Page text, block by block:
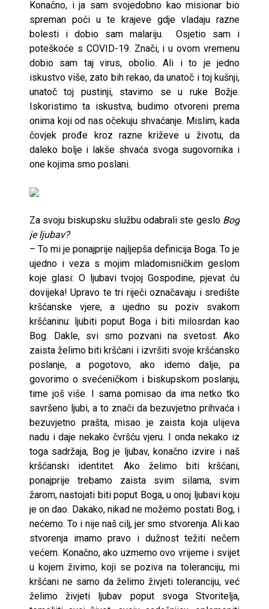
Konačno, i ja sam svojedobno kao misionar bio
spreman poći u te krajeve gdje vladaju razne
bolesti i dobio sam malariju. Osjetio sam i
poteškoće s COVID-19. Znači, i u ovom vremenu
dobio sam taj virus, obolio. Ali i to je jedno
iskustvo više, zato bih rekao, da unatoč i toj kušnji,
unatoč toj pustinji, stavimo se u ruke Božje.
Iskoristimo ta iskustva, budimo otvoreni prema
onima koji od nas očekuju shvaćanje. Mislim, kada
čovjek prođe kroz razne križeve u životu, da
daleko bolje i lakše shvaća svoga sugovornika i
one kojima smo poslani.
Za svoju biskupsku službu odabrali ste geslo Bog
je ljubav?
– To mi je ponajprije najljepša definicija Boga. To je
ujedno i veza s mojim mladomisničkim geslom
koje glasi: O ljubavi tvojoj Gospodine, pjevat ću
dovijeka! Upravo te tri riječi označavaju i središte
kršćanske vjere, a ujedno su poziv svakom
kršćaninu: ljubiti poput Boga i biti milosrdan kao
Bog. Dakle, svi smo pozvani na svetost. Ako
zaista želimo biti kršćani i izvršiti svoje kršćansko
poslanje, a pogotovo, ako idemo dalje, pa
govorimo o svećeničkom i biskupskom poslanju,
time još više. I sama pomisao da ima netko tko
savršeno ljubi, a to znači da bezuvjetno prihvaća i
bezuvjetno prašta, misao je zaista koja ulijeva
nadu i daje nekako čvršću vjeru. I onda nekako iz
toga sadržaja, Bog je ljubav, konačno izvire i naš
kršćanski identitet. Ako želimo biti kršćani,
ponajprije trebamo zaista svim silama, svim
žarom, nastojati biti poput Boga, u onoj ljubavi koju
je on dao. Dakako, nikad ne možemo postati Bog, i
nećemo. To i nije naš cilj, jer smo stvorenja. Ali kao
stvorenja imamo pravo i dužnost težiti nečem
većem. Konačno, ako uzmemo ovo vrijeme i svijet
u kojem živimo, koji se poziva na toleranciju, mi
kršćani ne samo da želimo živjeti toleranciju, već
želimo živjeti ljubav poput svoga Stvoritelja,